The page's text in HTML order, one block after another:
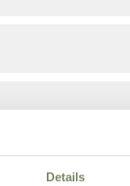
Details